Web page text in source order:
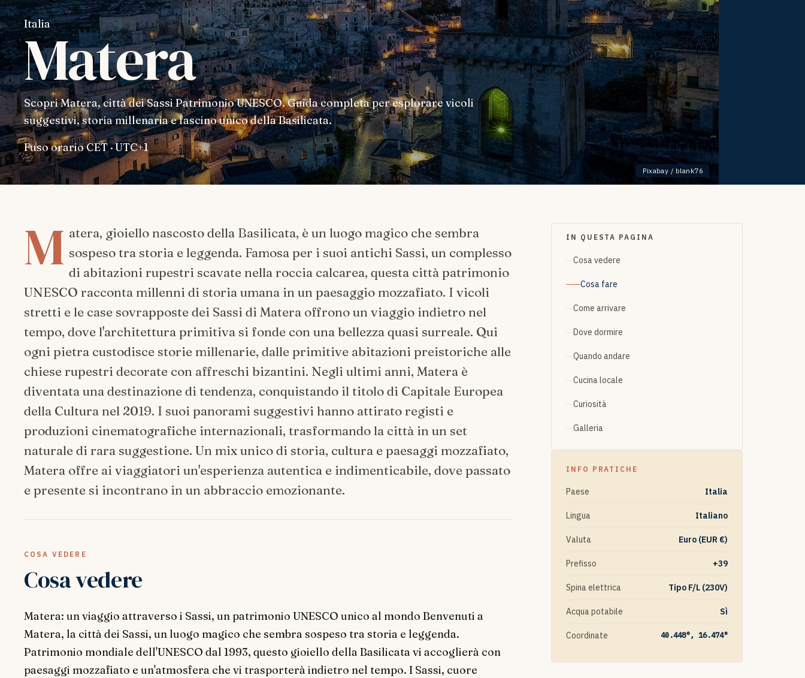
Pixabay / blank76
Italia
Matera
Scopri Matera, città dei Sassi Patrimonio UNESCO. Guida completa per esplorare vicoli
suggestivi, storia millenaria e fascino unico della Basilicata.
Fuso orarioCET · UTC+1
M atera, gioiello nascosto della Basilicata, è un luogo magico che sembra
sospeso tra storia e leggenda. Famosa per i suoi antichi Sassi, un complesso
di abitazioni rupestri scavate nella roccia calcarea, questa città patrimonio
UNESCO racconta millenni di storia umana in un paesaggio mozzafiato. I vicoli
stretti e le case sovrapposte dei Sassi di Matera offrono un viaggio indietro nel
tempo, dove l'architettura primitiva si fonde con una bellezza quasi surreale. Qui
ogni pietra custodisce storie millenarie, dalle primitive abitazioni preistoriche alle
chiese rupestri decorate con affreschi bizantini. Negli ultimi anni, Matera è
diventata una destinazione di tendenza, conquistando il titolo di Capitale Europea
della Cultura nel 2019. I suoi panorami suggestivi hanno attirato registi e
produzioni cinematografiche internazionali, trasformando la città in un set
naturale di rara suggestione. Un mix unico di storia, cultura e paesaggi mozzafiato,
Matera offre ai viaggiatori un'esperienza autentica e indimenticabile, dove passato
e presente si incontrano in un abbraccio emozionante.
COSA VEDERE
Cosa vedere
Matera: un viaggio attraverso i Sassi, un patrimonio UNESCO unico al mondo Benvenuti a
Matera, la città dei Sassi, un luogo magico che sembra sospeso tra storia e leggenda.
Patrimonio mondiale dell'UNESCO dal 1993, questo gioiello della Basilicata vi accoglierà con
paesaggi mozzafiato e un'atmosfera che vi trasporterà indietro nel tempo. I Sassi, cuore
IN QUESTA PAGINA
Cosa vedere
Cosa fare
Come arrivare
Dove dormire
Quando andare
Cucina locale
Curiosità
Galleria
INFO PRATICHE
Paese Italia
Lingua Italiano
Valuta Euro (EUR €)
Prefisso +39
Spina elettrica Tipo F/L (230V)
Acqua potabile Sì
Coordinate 40.448°, 16.474°